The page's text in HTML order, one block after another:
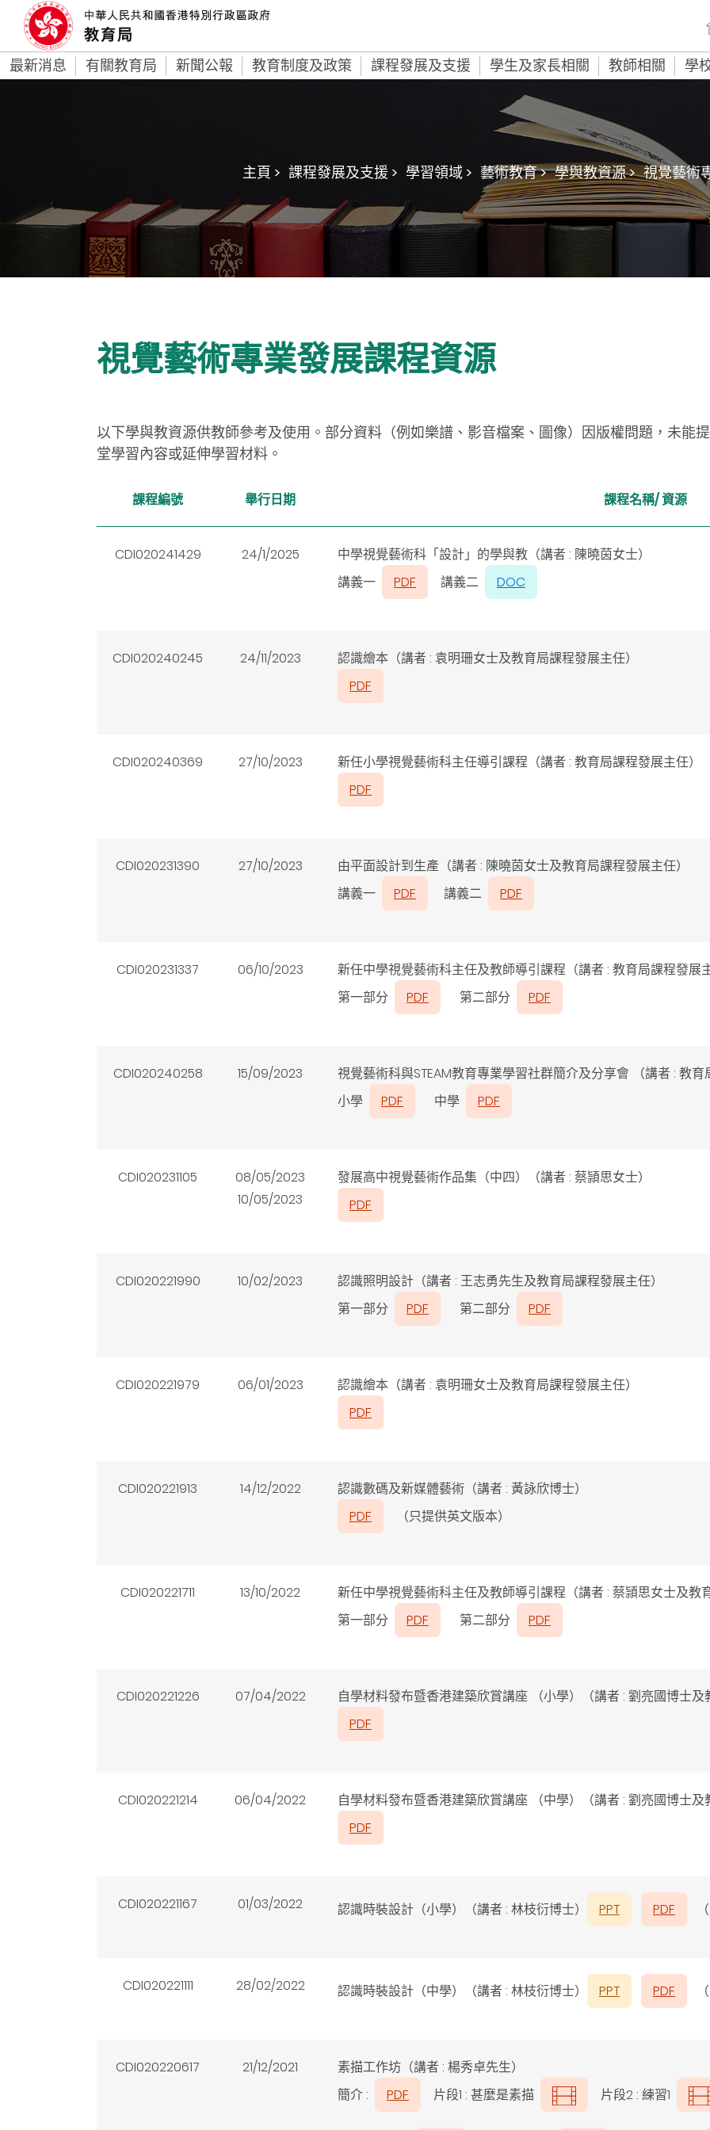
最新消息 有關教育局 新聞公報 教育制度及政策 課程發展及支援 學生及家長相關 教師相關 學
主頁 > 課程發展及支援 > 學習領域 > 藝術教育 > 學與教資源 > 視覺藝術
視覺藝術專業發展課程資源
以下學與教資源供教師參考及使用。部分資料（例如樂譜、影音檔案、圖像）因版權問題，未能
堂學習內容或延伸學習材料。
課程編號 舉行日期 課程名稱/ 資源
CDI020241429 24/1/2025
中學視覺藝術科「設計」的學與教（講者 : 陳曉茵女士）
講義一
PDF 講義二 DOC
CDI020240245 24/11/2023 認識繪本（講者 : 袁明珊女士及教育局課程發展主任）
PDF
CDI020240369 27/10/2023
新任小學視覺藝術科主任導引課程（講者 : 教育局課程發展主任）
PDF
CDI020231390 27/10/2023
由平面設計到生產（講者 : 陳曉茵女士及教育局課程發展主任）
講義一
PDF 講義二 PDF
CDI020231337 06/10/2023
新任中學視覺藝術科主任及教師導引課程（講者 : 教育局課程發展
第一部分
PDF 第二部分 PDF
CDI020240258 15/09/2023
視覺藝術科與STEAM教育專業學習社群簡介及分享會 （講者 : 教
小學
PDF 中學 PDF
CDI020231105
08/05/2023
10/05/2023
發展高中視覺藝術作品集（中四）（講者 : 蔡頴思女士）
PDF
CDI020221990 10/02/2023
認識照明設計（講者 : 王志勇先生及教育局課程發展主任）
第一部分
PDF 第二部分 PDF
CDI020221979 06/01/2023 認識繪本（講者 : 袁明珊女士及教育局課程發展主任）
PDF
CDI020221913 14/12/2022
認識數碼及新媒體藝術（講者 : 黃詠欣博士）
PDF
（只提供英文版本）
CDI020221711 13/10/2022 新任中學視覺藝術科主任及教師導引課程 （講者 : 蔡頴思女士及
第一部分
PDF 第二部分 PDF
CDI020221226 07/04/2022 自學材料發布暨香港建築欣賞講座 （小學）
（講者 : 劉亮國博士
PDF
CDI020221214 06/04/2022 自學材料發布暨香港建築欣賞講座 （中學）（講者 : 劉亮國博士及
PDF
CDI020221167 01/03/2022 認識時裝設計（小學）（講者 : 林枝衍博士） PPT PDF
CDI020221111 28/02/2022 認識時裝設計（中學）（講者 : 林枝衍博士） PPT PDF
CDI020220617 21/12/2021
素描工作坊（講者 : 楊秀卓先生）
簡介 :
PDF 片段1 : 甚麼是素描 片段2 : 練習1